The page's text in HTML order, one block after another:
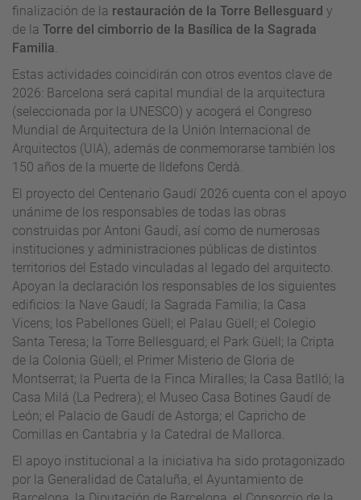
finalización de la restauración de la Torre Bellesguard y
de la Torre del cimborrio de la Basílica de la Sagrada
Familia.
Estas actividades coincidirán con otros eventos clave de
2026: Barcelona será capital mundial de la arquitectura
(seleccionada por la UNESCO) y acogerá el Congreso
Mundial de Arquitectura de la Unión Internacional de
Arquitectos (UIA), además de conmemorarse también los
150 años de la muerte de Ildefons Cerdà.
El proyecto del Centenario Gaudí 2026 cuenta con el apoyo
unánime de los responsables de todas las obras
construidas por Antoni Gaudí, así como de numerosas
instituciones y administraciones públicas de distintos
territorios del Estado vinculadas al legado del arquitecto.
Apoyan la declaración los responsables de los siguientes
edificios: la Nave Gaudí; la Sagrada Familia; la Casa
Vicens; los Pabellones Güell; el Palau Güell; el Colegio
Santa Teresa; la Torre Bellesguard; el Park Güell; la Cripta
de la Colonia Güell; el Primer Misterio de Gloria de
Montserrat; la Puerta de la Finca Miralles; la Casa Batlló; la
Casa Milá (La Pedrera); el Museo Casa Botines Gaudí de
León; el Palacio de Gaudí de Astorga; el Capricho de
Comillas en Cantabria y la Catedral de Mallorca.
El apoyo institucional a la iniciativa ha sido protagonizado
por la Generalidad de Cataluña, el Ayuntamiento de